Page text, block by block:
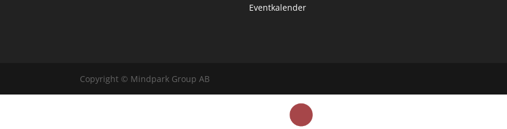
Eventkalender
Copyright © Mindpark Group AB